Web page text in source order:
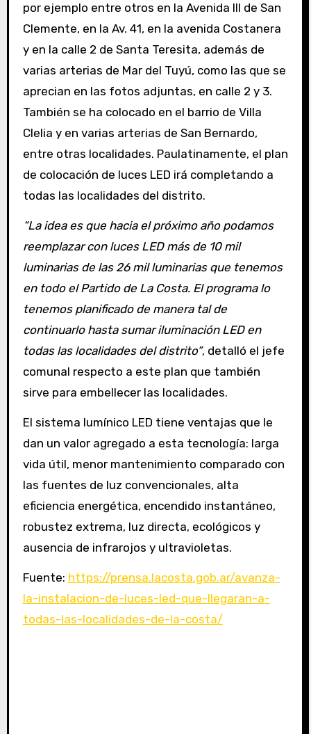
por ejemplo entre otros en la Avenida III de San
Clemente, en la Av. 41, en la avenida Costanera
y en la calle 2 de Santa Teresita, además de
varias arterias de Mar del Tuyú, como las que se
aprecian en las fotos adjuntas, en calle 2 y 3.
También se ha colocado en el barrio de Villa
Clelia y en varias arterias de San Bernardo,
entre otras localidades. Paulatinamente, el plan
de colocación de luces LED irá completando a
todas las localidades del distrito.
“La idea es que hacia el próximo año podamos
reemplazar con luces LED más de 10 mil
luminarias de las 26 mil luminarias que tenemos
en todo el Partido de La Costa. El programa lo
tenemos planificado de manera tal de
continuarlo hasta sumar iluminación LED en
todas las localidades del distrito”, detalló el jefe
comunal respecto a este plan que también
sirve para embellecer las localidades.
El sistema lumínico LED tiene ventajas que le
dan un valor agregado a esta tecnología: larga
vida útil, menor mantenimiento comparado con
las fuentes de luz convencionales, alta
eficiencia energética, encendido instantáneo,
robustez extrema, luz directa, ecológicos y
ausencia de infrarojos y ultravioletas.
Fuente: https://prensa.lacosta.gob.ar/avanza-
la-instalacion-de-luces-led-que-llegaran-a-
todas-las-localidades-de-la-costa/